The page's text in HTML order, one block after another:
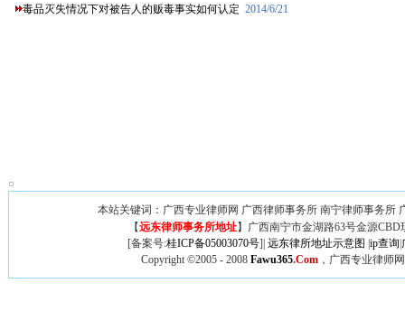
毒品灭失情况下对被告人的贩毒事实如何认定 2014/6/21
本站关键词：广西专业律师网 广西律师事务所 南宁律师事务所
【远东律师事务所地址】广西南宁市金湖路63号金源
[备案号:桂ICP备05003070号]| 远东律所地址示意图 ip查询
Copyright ©2005 - 2008 Fawu365.Com，广西专业律师